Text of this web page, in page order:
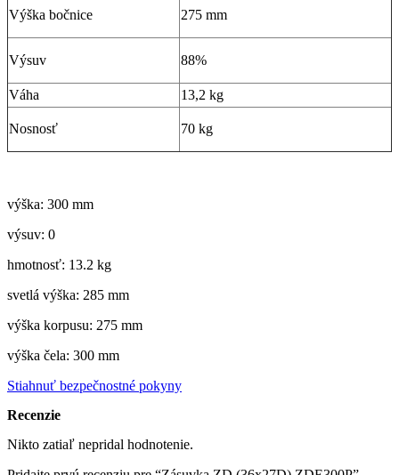
Výška bočnice 275 mm
Výsuv 88%
Váha 13,2 kg
Nosnosť 70 kg
výška: 300 mm
výsuv: 0
hmotnosť: 13.2 kg
svetlá výška: 285 mm
výška korpusu: 275 mm
výška čela: 300 mm
Stiahnuť bezpečnostné pokyny
Recenzie
Nikto zatiaľ nepridal hodnotenie.